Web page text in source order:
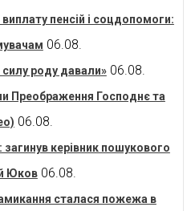
пенсій і соцдопомоги:
06.08.
роду давали» 06.08.
Преображення Господнє та
06.08.
загинув керівник пошукового
Юков 06.08.
сталася пожежа в